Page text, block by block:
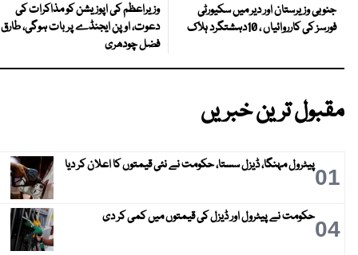
جنوبی وزیرستان اور دیر میں سکیورٹی
فورسز کی کارروائیاں ، 10دہشتگرد ہلاک
وزیراعظم کی اپوزیشن کو مذاکرات کی
دعوت، اوپن ایجنڈے پر بات ہوگی، طارق
فضل چودھری
مقبول ترین خبریں
01پیٹرول مہنگا، ڈیزل سستا، حکومت نے نئی قیمتوں کا اعلان کر دیا
04حکومت نے پیٹرول اور ڈیزل کی قیمتوں میں کمی کر دی